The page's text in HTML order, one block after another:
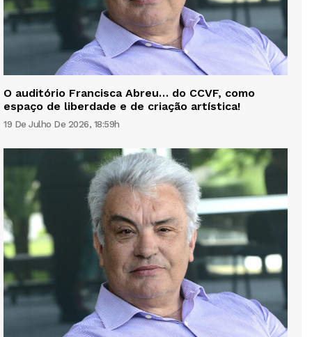
O auditório Francisca Abreu… do CCVF, como
espaço de liberdade e de criação artística!
19 De Julho De 2026, 18:59h